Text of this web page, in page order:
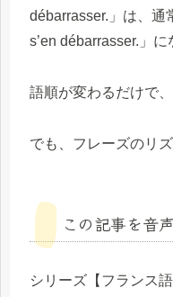
débarrasser.」は、通
s’en débarrasser.」
語順が変わるだけで
でも、フレーズのリ
この記事を音
シリーズ【フランス